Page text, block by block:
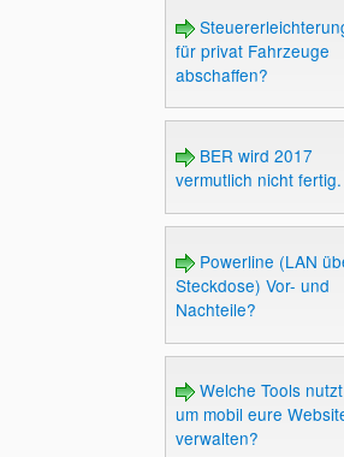
für privat Fahrzeuge
abschaffen?
BER wird 2017
vermutlich nicht fertig.
Powerline (LAN
Steckdose) Vor- und
Nachteile?
Welche Tools
um mobil eure
verwalten?